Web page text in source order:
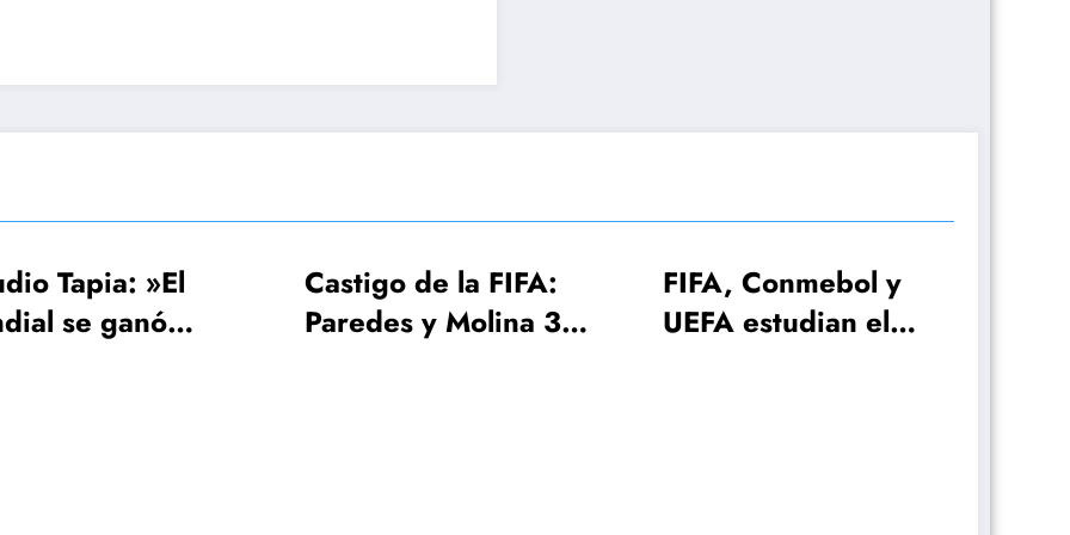
Castigo de la FIFA:
Paredes y Molina 3
FIFA, Conmebol y
UEFA estudian el